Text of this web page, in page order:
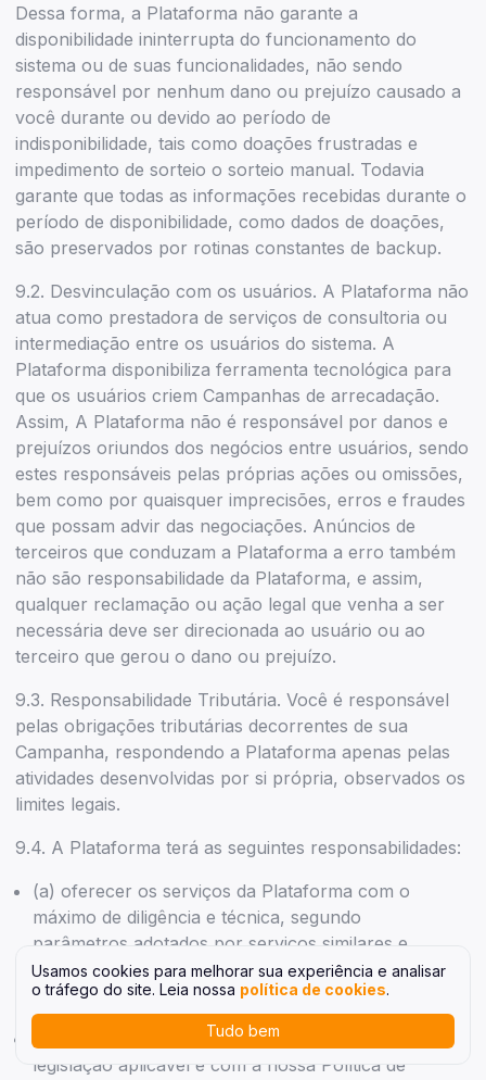
Dessa forma, a Plataforma não garante a
disponibilidade ininterrupta do funcionamento do
sistema ou de suas funcionalidades, não sendo
responsável por nenhum dano ou prejuízo causado a
você durante ou devido ao período de
indisponibilidade, tais como doações frustradas e
impedimento de sorteio o sorteio manual. Todavia
garante que todas as informações recebidas durante o
período de disponibilidade, como dados de doações,
são preservados por rotinas constantes de backup.
9.2. Desvinculação com os usuários. A Plataforma não
atua como prestadora de serviços de consultoria ou
intermediação entre os usuários do sistema. A
Plataforma disponibiliza ferramenta tecnológica para
que os usuários criem Campanhas de arrecadação.
Assim, A Plataforma não é responsável por danos e
prejuízos oriundos dos negócios entre usuários, sendo
estes responsáveis pelas próprias ações ou omissões,
bem como por quaisquer imprecisões, erros e fraudes
que possam advir das negociações. Anúncios de
terceiros que conduzam a Plataforma a erro também
não são responsabilidade da Plataforma, e assim,
qualquer reclamação ou ação legal que venha a ser
necessária deve ser direcionada ao usuário ou ao
terceiro que gerou o dano ou prejuízo.
9.3. Responsabilidade Tributária. Você é responsável
pelas obrigações tributárias decorrentes de sua
Campanha, respondendo a Plataforma apenas pelas
atividades desenvolvidas por si própria, observados os
limites legais.
9.4. A Plataforma terá as seguintes responsabilidades:
(a) oferecer os serviços da Plataforma com o
máximo de diligência e técnica, segundo
parâmetros adotados por serviços similares e
sempre observadas as obrigações, condições e
limitações previstas nestes Termos;
(b) armazenar os seus dados de acordo com a
legislação aplicável e com a nossa Política de
Usamos cookies para melhorar sua experiência e analisar
o tráfego do site. Leia nossa política de cookies.
Tudo bem